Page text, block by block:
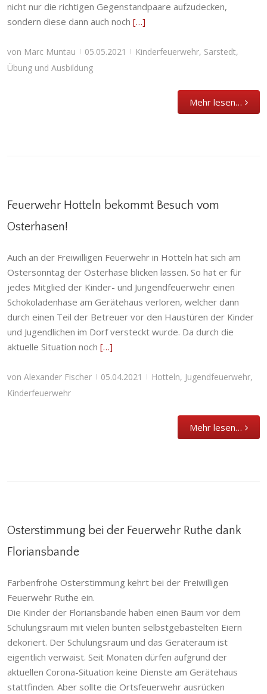
nicht nur die richtigen Gegenstandpaare aufzudecken,
sondern diese dann auch noch […]
von Marc Muntau | 05.05.2021 | Kinderfeuerwehr, Sarstedt,
Übung und Ausbildung
Mehr lesen…
Osterhasen!
Hotteln,Jugendfeuerwehr,Kinderfeuerwehr
Feuerwehr Hotteln bekommt Besuch vom
Osterhasen!
Auch an der Freiwilligen Feuerwehr in Hotteln hat sich am
Ostersonntag der Osterhase blicken lassen. So hat er für
jedes Mitglied der Kinder- und Jungendfeuerwehr einen
Schokoladenhase am Gerätehaus verloren, welcher dann
durch einen Teil der Betreuer vor den Haustüren der Kinder
und Jugendlichen im Dorf versteckt wurde. Da durch die
aktuelle Situation noch […]
von Alexander Fischer | 05.04.2021 | Hotteln, Jugendfeuerwehr,
Kinderfeuerwehr
Mehr lesen…
dank Floriansbande
Allgemein ,Kinderfeuerwehr
Osterstimmung bei der Feuerwehr Ruthe dank
Floriansbande
Farbenfrohe Osterstimmung kehrt bei der Freiwilligen
Feuerwehr Ruthe ein.
Die Kinder der Floriansbande haben einen Baum vor dem
Schulungsraum mit vielen bunten selbstgebastelten Eiern
dekoriert. Der Schulungsraum und das Geräteraum ist
eigentlich verwaist. Seit Monaten dürfen aufgrund der
aktuellen Corona-Situation keine Dienste am Gerätehaus
stattfinden. Aber sollte die Ortsfeuerwehr ausrücken